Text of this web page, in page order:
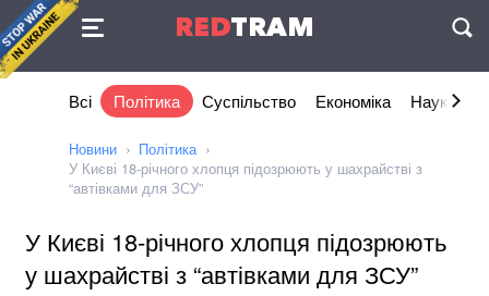
REDTRAM
Угода
Всі Політика Суспільство Економіка Наука та
Новини
Політика
У Києві 18-річного хлопця підозрюють у шахрайстві з
“автівками для ЗСУ”
У Києві 18-річного хлопця підозрюють
у шахрайстві з “автівками для ЗСУ”